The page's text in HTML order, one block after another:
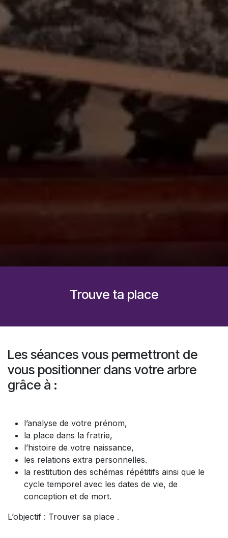
Trouve ta place
Les séances vous permettront de
vous positionner dans votre arbre
grâce à :
l’analyse de votre prénom,
la place dans la fratrie,
l’histoire de votre naissance,
les relations extra personnelles.
la restitution des schémas répétitifs ainsi que le
cycle temporel avec les dates de vie, de
conception et de mort.
L’objectif : Trouver sa place .